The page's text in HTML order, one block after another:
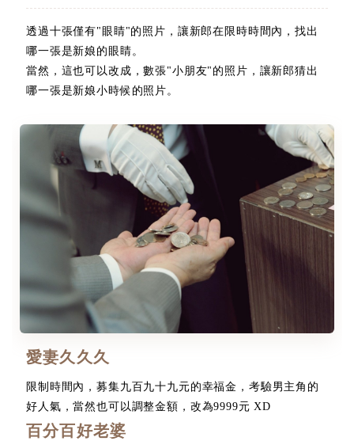
透過十張僅有"眼睛"的照片，讓新郎在限時時間內，找出
哪一張是新娘的眼睛。
當然，這也可以改成，數張"小朋友"的照片，讓新郎猜出
哪一張是新娘小時候的照片。
愛妻久久久
限制時間內，募集九百九十九元的幸福金，考驗男主角的
好人氣，當然也可以調整金額，改為9999元 XD
百分百好老婆